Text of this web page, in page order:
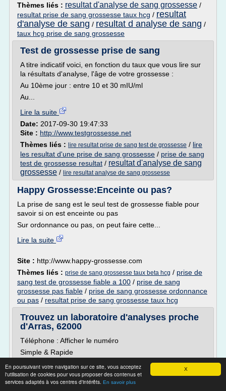
X
En poursuivant votre navigation sur ce site, vous acceptez
l'utilisation de cookies pour vous proposer des contenus et
services adaptés à vos centres d'intérêts. En savoir plus
Thèmes liés : resultat d'analyse de sang grossesse /
resultat prise de sang grossesse taux hcg / resultat
d'analyse de sang / resultat d analyse de sang /
taux hcg prise de sang grossesse
Test de grossesse prise de sang
A titre indicatif voici, en fonction du taux que vous lire sur
la résultats d'analyse, l'âge de votre grossesse :
Au 10ème jour : entre 10 et 30 mIU/ml
Au...
Lire la suite
Date: 2017-09-30 19:47:33
Site : http://www.testgrossesse.net
Thèmes liés : lire resultat prise de sang test de grossesse / lire
les resultat d'une prise de sang grossesse / prise de sang
test de grossesse resultat / resultat d'analyse de sang
grossesse / lire resultat analyse de sang grossesse
Happy Grossesse:Enceinte ou pas?
La prise de sang est le seul test de grossesse fiable pour
savoir si on est enceinte ou pas
Sur ordonnance ou pas, on peut faire cette...
Lire la suite
Site : http://www.happy-grossesse.com
Thèmes liés : prise de sang grossesse taux beta hcg / prise de
sang test de grossesse fiable a 100 / prise de sang
grossesse pas fiable / prise de sang grossesse ordonnance
ou pas / resultat prise de sang grossesse taux hcg
Trouvez un laboratoire d'analyses proche
d'Arras, 62000
Téléphone : Afficher le numéro
Simple & Rapide
Notre annuaire dédié aux laboratoires d'analyses
médicales vous propose en moins de 3 clics un moyen de
contacter les laboratoires d'analyses médicales les plus